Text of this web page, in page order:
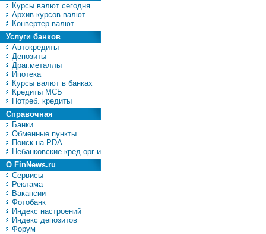
Курсы валют сегодня
Архив курсов валют
Конвертер валют
Услуги банков
Автокредиты
Депозиты
Драг.металлы
Ипотека
Курсы валют в банках
Кредиты МСБ
Потреб. кредиты
Справочная
Банки
Обменные пункты
Поиск на PDA
Небанковские кред.орг-и
О FinNews.ru
Сервисы
Реклама
Вакансии
Фотобанк
Индекс настроений
Индекс депозитов
Форум